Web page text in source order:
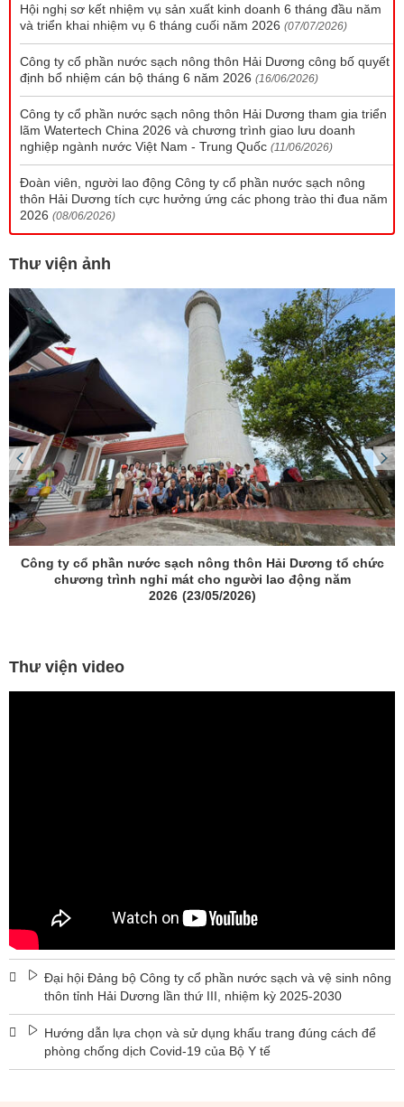
Hội nghị sơ kết nhiệm vụ sản xuất kinh doanh 6 tháng đầu năm
và triển khai nhiệm vụ 6 tháng cuối năm 2026 (07/07/2026)
Công ty cổ phần nước sạch nông thôn Hải Dương công bố quyết
định bổ nhiệm cán bộ tháng 6 năm 2026 (16/06/2026)
Công ty cổ phần nước sạch nông thôn Hải Dương tham gia triển
lãm Watertech China 2026 và chương trình giao lưu doanh
nghiệp ngành nước Việt Nam - Trung Quốc (11/06/2026)
Đoàn viên, người lao động Công ty cổ phần nước sạch nông
thôn Hải Dương tích cực hưởng ứng các phong trào thi đua năm
2026 (08/06/2026)
Thư viện ảnh
Công ty cổ phần nước sạch nông thôn Hải Dương tổ chức
chương trình nghỉ mát cho người lao động năm
2026 (23/05/2026)
Thư viện video
Đại hội Đảng bộ Công ty cổ phần nước sạch và vệ sinh nông
thôn tỉnh Hải Dương lần thứ III, nhiệm kỳ 2025-2030
Hướng dẫn lựa chọn và sử dụng khấu trang đúng cách để
phòng chống dịch Covid-19 của Bộ Y tế